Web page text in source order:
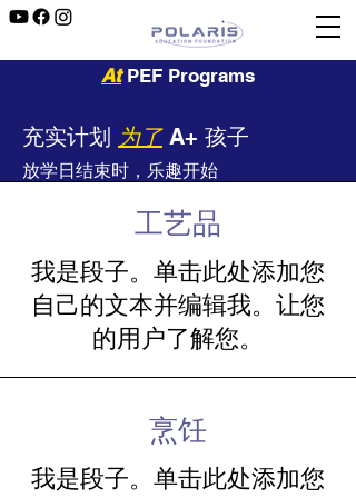
At PEF Programs
充实计划 为了 A+ 孩子
放学日结束时，乐趣开始
工艺品
我是段子。单击此处添加您
自己的文本并编辑我。让您
的用户了解您。
烹饪
我是段子。单击此处添加您